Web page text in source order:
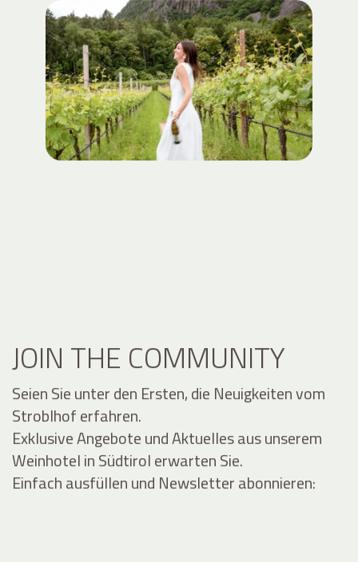
JOIN THE COMMUNITY
Seien Sie unter den Ersten, die Neuigkeiten vom
Stroblhof erfahren.
Exklusive Angebote und Aktuelles aus unserem
Weinhotel in Südtirol erwarten Sie.
Einfach ausfüllen und Newsletter abonnieren: